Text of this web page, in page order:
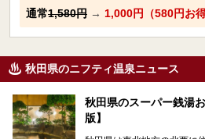
通常1,580円 → 1,000円（580円お得
秋田県のニフティ温泉ニュース
秋田県のスーパー銭湯
版】